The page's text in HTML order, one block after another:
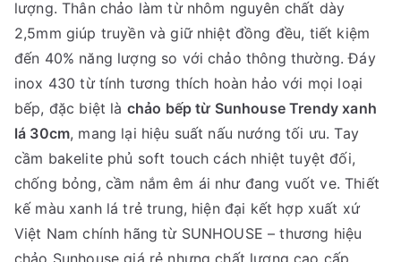
lượng. Thân chảo làm từ nhôm nguyên chất dày
2,5mm giúp truyền và giữ nhiệt đồng đều, tiết kiệm
đến 40% năng lượng so với chảo thông thường. Đáy
inox 430 từ tính tương thích hoàn hảo với mọi loại
bếp, đặc biệt là chảo bếp từ Sunhouse Trendy xanh
lá 30cm, mang lại hiệu suất nấu nướng tối ưu. Tay
cầm bakelite phủ soft touch cách nhiệt tuyệt đối,
chống bỏng, cầm nắm êm ái như đang vuốt ve. Thiết
kế màu xanh lá trẻ trung, hiện đại kết hợp xuất xứ
Việt Nam chính hãng từ SUNHOUSE – thương hiệu